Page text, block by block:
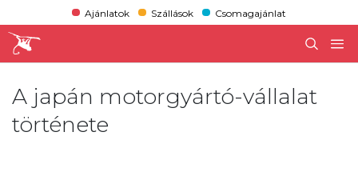
Ajánlatok Szállások Csomagajánlat
A japán motorgyártó-vállalat
története